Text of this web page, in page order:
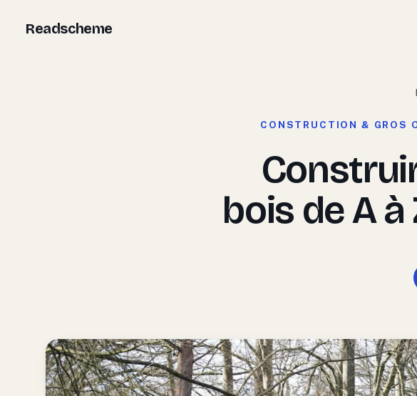
Readscheme
CONSTRUCTION & GROS
bois de A